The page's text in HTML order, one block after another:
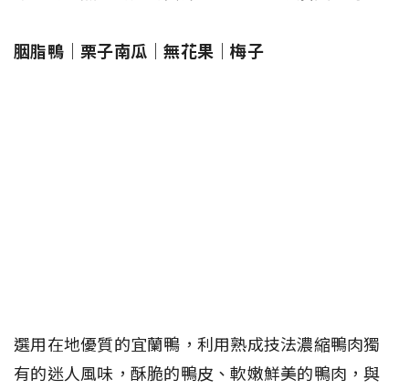
胭脂鴨｜栗子南瓜｜無花果｜梅子
選用在地優質的宜蘭鴨，利用熟成技法濃縮鴨肉獨
有的迷人風味，酥脆的鴨皮、軟嫩鮮美的鴨肉，與